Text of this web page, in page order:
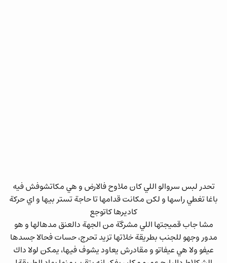
تحدر لبس سروالو اللي كان ملاوح فالارض و هي مكاتشوفش فيه
باغا تغطي راسها و لكن مكانت قدامها تا حاجة تستر بيها و اي حركة
كاديرها كاتوجع
مشا جاب قميجتها اللي مشرگة من الجهة دالعنق مدهالها و هو
مدور وجهو للجنب بطريقة خلاتها تزيد تحرج، حسات فحالا جسدها
عيفو ولا هي عيفاتو و مقادرش يعاود يشوف فيها، يمكن لولا داك